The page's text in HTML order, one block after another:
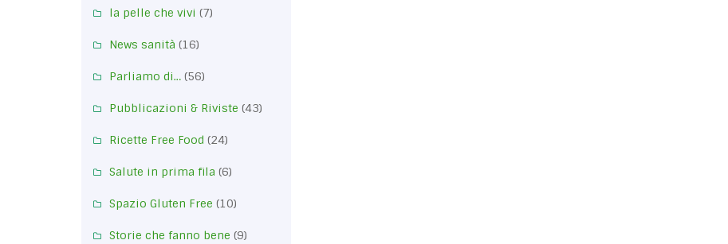
la pelle che vivi (7)
News sanità (16)
Parliamo di… (56)
Pubblicazioni & Riviste (43)
Ricette Free Food (24)
Salute in prima fila (6)
Spazio Gluten Free (10)
Storie che fanno bene (9)